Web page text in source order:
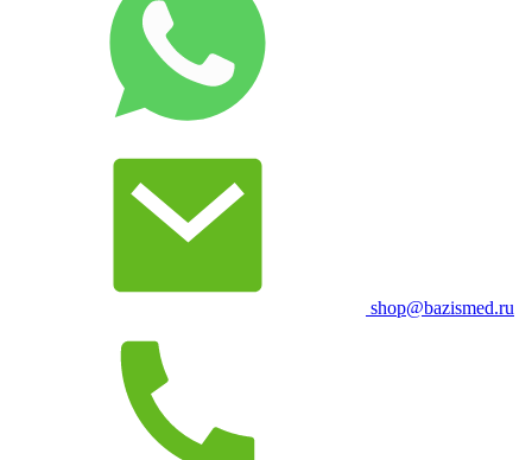
shop@bazismed.ru